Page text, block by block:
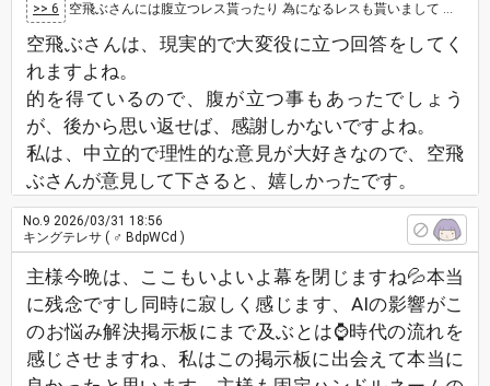
>> 6 空飛ぶさんには腹立つレス貰ったり 為になるレスも貰いまして 今は感謝しています
空飛ぶさんは、現実的で大変役に立つ回答をしてく
れますよね。
的を得ているので、腹が立つ事もあったでしょう
が、後から思い返せば、感謝しかないですよね。
私は、中立的で理性的な意見が大好きなので、空飛
ぶさんが意見して下さると、嬉しかったです。
No.9 2026/03/31 18:56
キングテレサ ( ♂ BdpWCd )
主様今晩は、ここもいよいよ幕を閉じますね💦本当
に残念ですし同時に寂しく感じます、AIの影響がこ
のお悩み解決掲示板にまで及ぶとは⌚時代の流れを
感じさせますね、私はこの掲示板に出会えて本当に